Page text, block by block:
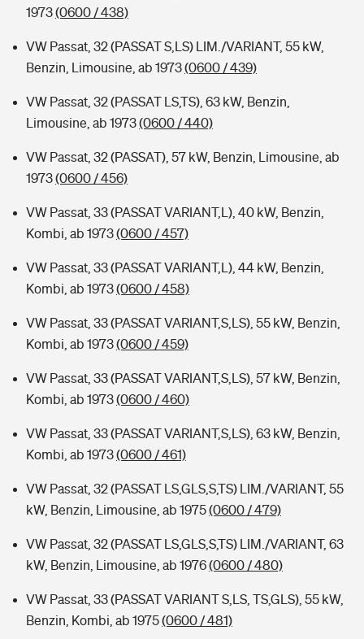
1973(0600 / 438)
VW Passat, 32 (PASSAT S,LS) LIM./VARIANT, 55 kW,
Benzin, Limousine, ab 1973(0600 / 439)
VW Passat, 32 (PASSAT LS,TS), 63 kW, Benzin,
Limousine, ab 1973(0600 / 440)
VW Passat, 32 (PASSAT), 57 kW, Benzin, Limousine, ab
1973(0600 / 456)
VW Passat, 33 (PASSAT VARIANT,L), 40 kW, Benzin,
Kombi, ab 1973(0600 / 457)
VW Passat, 33 (PASSAT VARIANT,L), 44 kW, Benzin,
Kombi, ab 1973(0600 / 458)
VW Passat, 33 (PASSAT VARIANT,S,LS), 55 kW, Benzin,
Kombi, ab 1973(0600 / 459)
VW Passat, 33 (PASSAT VARIANT,S,LS), 57 kW, Benzin,
Kombi, ab 1973(0600 / 460)
VW Passat, 33 (PASSAT VARIANT,S,LS), 63 kW, Benzin,
Kombi, ab 1973(0600 / 461)
VW Passat, 32 (PASSAT LS,GLS,S,TS) LIM./VARIANT, 55
kW, Benzin, Limousine, ab 1975(0600 / 479)
VW Passat, 32 (PASSAT LS,GLS,S,TS) LIM./VARIANT, 63
kW, Benzin, Limousine, ab 1976(0600 / 480)
VW Passat, 33 (PASSAT VARIANT S,LS, TS,GLS), 55 kW,
Benzin, Kombi, ab 1975(0600 / 481)